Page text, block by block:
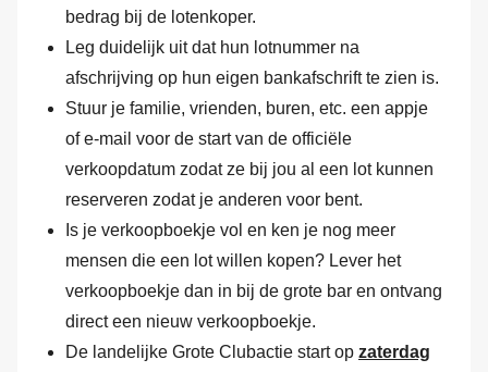
bedrag bij de lotenkoper.
Leg duidelijk uit dat hun lotnummer na
afschrijving op hun eigen bankafschrift te zien is.
Stuur je familie, vrienden, buren, etc. een appje
of e-mail voor de start van de officiële
verkoopdatum zodat ze bij jou al een lot kunnen
reserveren zodat je anderen voor bent.
Is je verkoopboekje vol en ken je nog meer
mensen die een lot willen kopen? Lever het
verkoopboekje dan in bij de grote bar en ontvang
direct een nieuw verkoopboekje.
De landelijke Grote Clubactie start op zaterdag